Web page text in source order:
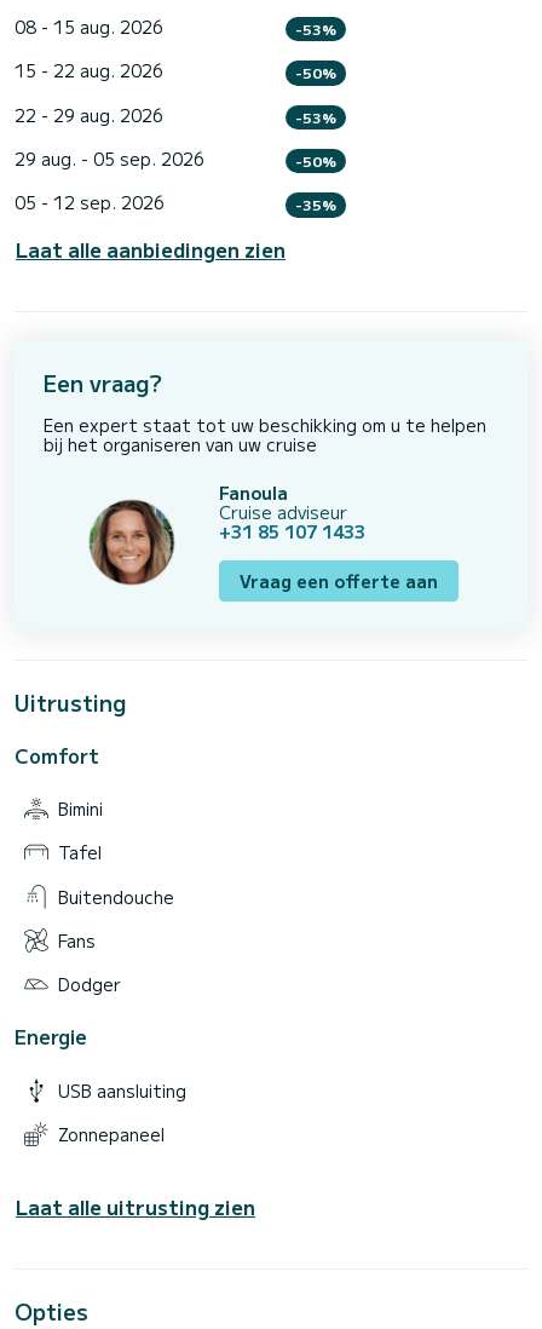
08 - 15 aug. 2026 -53%
15 - 22 aug. 2026 -50%
22 - 29 aug. 2026 -53%
29 aug. - 05 sep. 2026 -50%
05 - 12 sep. 2026 -35%
Laat alle aanbiedingen zien
Een vraag?
Een expert staat tot uw beschikking om u te helpen
bij het organiseren van uw cruise
Fanoula
Cruise adviseur
+31 85 107 1433
Vraag een offerte aan
Uitrusting
Comfort
Bimini
Tafel
Buitendouche
Fans
Dodger
Energie
USB aansluiting
Zonnepaneel
Laat alle uitrusting zien
Opties